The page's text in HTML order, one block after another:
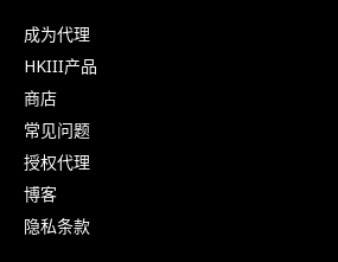
成为代理
HKIII产品
商店
常见问题
授权代理
博客
隐私条款